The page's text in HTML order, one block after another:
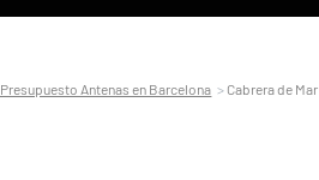
Presupuesto Antenas en Barcelona Cabrera de Mar